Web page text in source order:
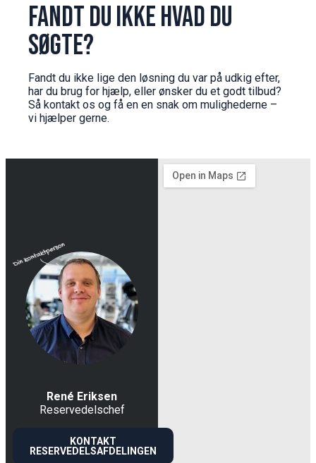
Fandt du ikke hvad du
søgte?
Fandt du ikke lige den løsning du var på udkig efter,
har du brug for hjælp, eller ønsker du et godt tilbud?
Så kontakt os og få en en snak om mulighederne –
vi hjælper gerne.
René Eriksen
Reservedelschef
KONTAKT
RESERVEDELSAFDELINGEN